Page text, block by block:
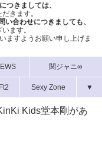
つきましては、
きます。
い合わせにつきましても、
ます。
ますようお願い申し上げま
関ジャニ∞
Sexy Zone ▼
Kids堂本剛があ